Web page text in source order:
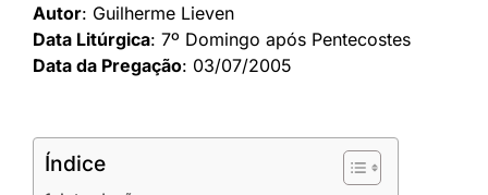
Autor: Guilherme Lieven
Data Litúrgica: 7º Domingo após Pentecostes
Data da Pregação: 03/07/2005
Índice